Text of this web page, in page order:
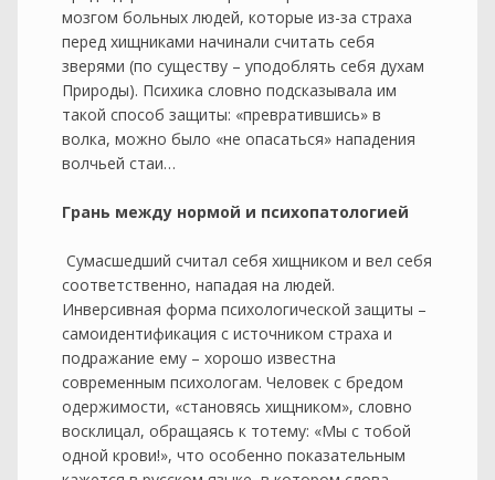
мозгом больных людей, которые из-за страха
перед хищниками начинали считать себя
зверями (по существу – уподоблять себя духам
Природы). Психика словно подсказывала им
такой способ защиты: «превратившись» в
волка, можно было «не опасаться» нападения
волчьей стаи…
Грань между нормой и психопатологией
Сумасшедший считал себя хищником и вел себя
соответственно, нападая на людей.
Инверсивная форма психологической защиты –
самоидентификация с источником страха и
подражание ему – хорошо известна
современным психологам. Человек с бредом
одержимости, «становясь хищником», словно
восклицал, обращаясь к тотему: «Мы с тобой
одной крови!», что особенно показательным